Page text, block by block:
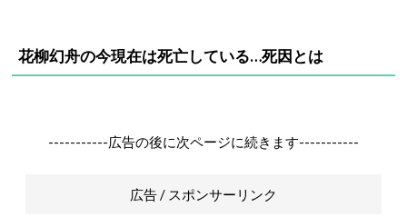
花柳幻舟の今現在は死亡している…死因とは
-----------広告の後に次ページに続きます-----------
広告 / スポンサーリンク